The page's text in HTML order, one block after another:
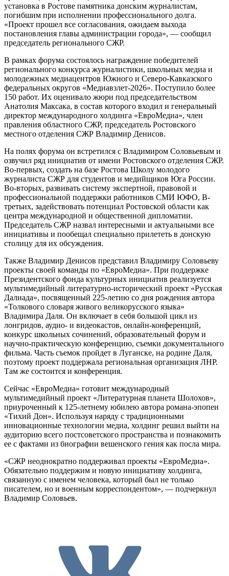
установка в Ростове памятника донским журналистам,
погибшим при исполнении профессионального долга.
«Проект прошел все согласования, ожидаем выхода
постановления главы администрации города», — сообщил
председатель регионального СЖР.
В рамках форума состоялось награждение победителей
регионального конкурса журналистики, школьных медиа и
молодежных медиацентров Южного и Северо-Кавказского
федеральных округов «Медиавзлет-2026». Поступило более
150 работ. Их оценивало жюри под председательством
Анатолия Максака, в состав которого входил и генеральный
директор международного холдинга «ЕвроМедиа», член
правления областного СЖР, председатель Ростовского
местного отделения СЖР Владимир Денисов.
На полях форума он встретился с Владимиром Соловьевым и
озвучил ряд инициатив от имени Ростовского отделения СЖР.
Во-первых, создать на базе Ростова Школу молодого
журналиста СЖР для студентов и медийщиков Юга России.
Во-вторых, развивать систему экспертной, правовой и
профессиональной поддержки работников СМИ ЮФО, В-
третьих, задействовать потенциал Ростовской области как
центра международной и общественной дипломатии.
Председатель СЖР назвал интересными и актуальными все
инициативы и пообещал специально прилететь в донскую
столицу для их обсуждения.
Также Владимир Денисов представил Владимиру Соловьеву
проекты своей команды по «ЕвроМедиа». При поддержке
Президентского фонда культурных инициатив реализуется
мультимедийный литературно-исторический проект «Русская
Далиада», посвященный 225-летию со дня рождения автора
«Толкового словаря живого великорусского языка»
Владимира Даля. Он включает в себя большой цикл из
лонгридов, аудио- и видеокастов, онлайн-конференций,
конкурс школьных сочинений, образовательный форум и
научно-практическую конференцию, съемки документального
фильма. Часть съемок пройдет в Луганске, на родине Даля,
поэтому проект поддержала региональная организация ЛНР.
Там же состоится и конференция.
Сейчас «ЕвроМедиа» готовит международный
мультимедийный проект «Литературная планета Шолохов»,
приуроченный к 125-летнему юбилею автора романа-эпопеи
«Тихий Дон». Используя наряду с традиционными
инновационные технологии медиа, холдинг решил выйти на
аудиторию всего постсоветского пространства и познакомить
ее с фактами из биографии вешенского гения как посла мира.
«СЖР неоднократно поддерживал проекты «ЕвроМедиа».
Обязательно поддержим и новую инициативу холдинга,
связанную с именем человека, который был не только
писателем, но и военным корреспондентом», — подчеркнул
Владимир Соловьев.